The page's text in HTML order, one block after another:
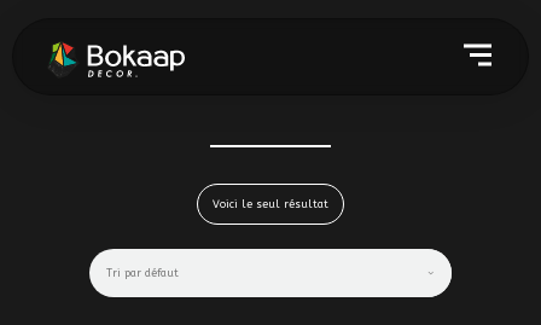
Voici le seul résultat